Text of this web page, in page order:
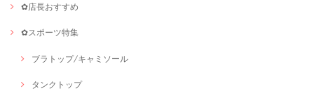
✿店長おすすめ
✿スポーツ特集
ブラトップ/キャミソール
タンクトップ